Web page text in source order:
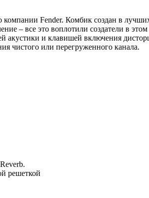
Fender. Комбик создан в
– все это воплотили создатели в
акустики и клавишей включения
чистого или перегруженного канала.
решеткой